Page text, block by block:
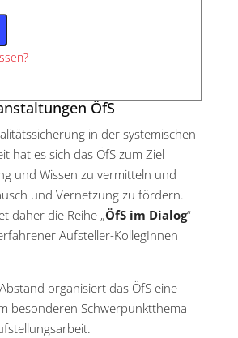
ÖfS
in der systemischen
hat es sich das ÖfS zum Ziel
und Wissen zu vermitteln und
und Vernetzung zu fördern.
daher die Reihe „ÖfS im Dialog“
Aufsteller-KollegInnen
organisiert das ÖfS eine
besonderen Schwerpunktthema